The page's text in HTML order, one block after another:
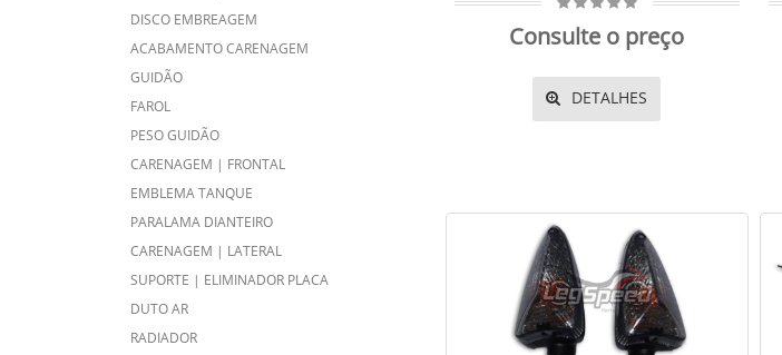
Consulte o preço
DETALHES
DISCO EMBREAGEM
ACABAMENTO CARENAGEM
GUIDÃO
FAROL
PESO GUIDÃO
CARENAGEM | FRONTAL
EMBLEMA TANQUE
PARALAMA DIANTEIRO
CARENAGEM | LATERAL
SUPORTE | ELIMINADOR PLACA
DUTO AR
RADIADOR